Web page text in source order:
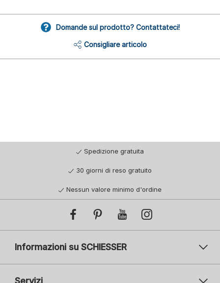
Domande sul prodotto? Contattateci!
Consigliare articolo
Spedizione gratuita
30 giorni di reso gratuito
Nessun valore minimo d'ordine
Informazioni su SCHIESSER
Servizi